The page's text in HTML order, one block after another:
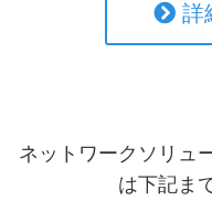
詳
ネットワークソリュ
は下記ま